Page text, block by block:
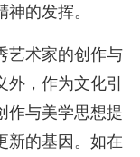
的发挥。
艺术家的创作与
，作为文化引
作与美学思想提
新的基因。如在